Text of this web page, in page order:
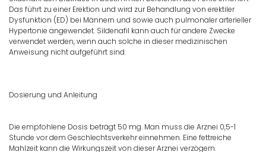
Das führt zu einer Erektion und wird zur Behandlung von erektiler
Dysfunktion (ED) bei Männern und sowie auch pulmonaler arterieller
Hypertonie angewendet. Sildenafil kann auch für andere Zwecke
verwendet werden, wenn auch solche in dieser medizinischen
Anweisung nicht aufgeführt sind.
Dosierung und Anleitung
Die empfohlene Dosis beträgt 50 mg. Man muss die Arznei 0,5-1
Stunde vor dem Geschlechtsverkehr einnehmen. Eine fettreiche
Mahlzeit kann die Wirkungszeit von dieser Arznei verzögern.